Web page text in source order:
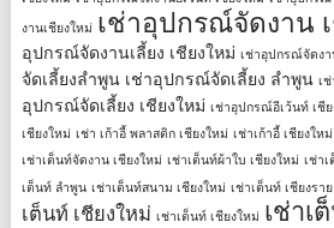
งานเชียงใหม่ เช่าอุปกรณ์จัดงาน
อุปกรณ์จัดงานเลี้ยง เชียงใหม่ เช่าอุปกรณ์จัดงา
จัดเลี้ยงลําพูน เช่าอุปกรณ์จัดเลี้ยง ลําพูน เ
อุปกรณ์จัดเลี้ยง เชียงใหม่ เช่าอุปกรณ์อีเว้นท์ เชี
เชียงใหม่ เช่า เก้าอี้ พลาสติก เชียงใหม่ เช่าเก้าอี้ เชียงใหม่
เช่าเต็นท์จัดงาน เชียงใหม่ เช่าเต็นท์ผ้าใบ เชียงใหม่ เช่า
เต็นท์ ลําพูน เช่าเต็นท์สนาม เชียงใหม่ เช่าเต็นท์ เชียงราย
เต็นท์ เชียงใหม่ เช่าเต็นท์ เชียงใหม่ เช่าเ